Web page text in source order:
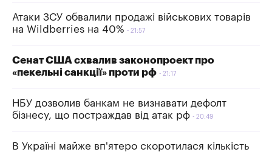
Атаки ЗСУ обвалили продажі військових товарів
на Wildberries на 40%
21:57
Сенат США схвалив законопроект про
«пекельні санкції» проти рф
21:17
НБУ дозволив банкам не визнавати дефолт
бізнесу, що постраждав від атак рф
20:49
В Україні майже вп'ятеро скоротилася кількість